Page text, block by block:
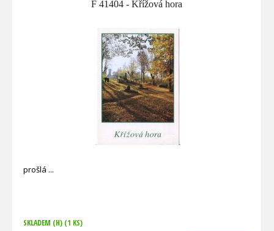
F 41404 - Křížová hora
prošlá
SKLADEM (H) (1 KS)